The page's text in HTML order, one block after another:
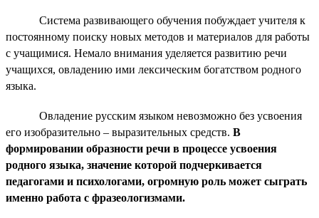
Система развивающего обучения побуждает учителя к
постоянному поиску новых методов и материалов для работы
с учащимися. Немало внимания уделяется развитию речи
учащихся, овладению ими лексическим богатством родного
языка.
Овладение русским языком невозможно без усвоения
его изобразительно – выразительных средств. В
формировании образности речи в процессе усвоения
родного языка, значение которой подчеркивается
педагогами и психологами, огромную роль может сыграть
именно работа с фразеологизмами.